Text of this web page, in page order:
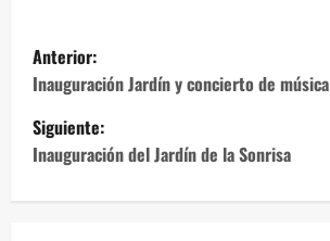
N
a
v
Anterior:
Inauguración Jardín y concierto de música
Siguiente:
Inauguración del Jardín de la Sonrisa